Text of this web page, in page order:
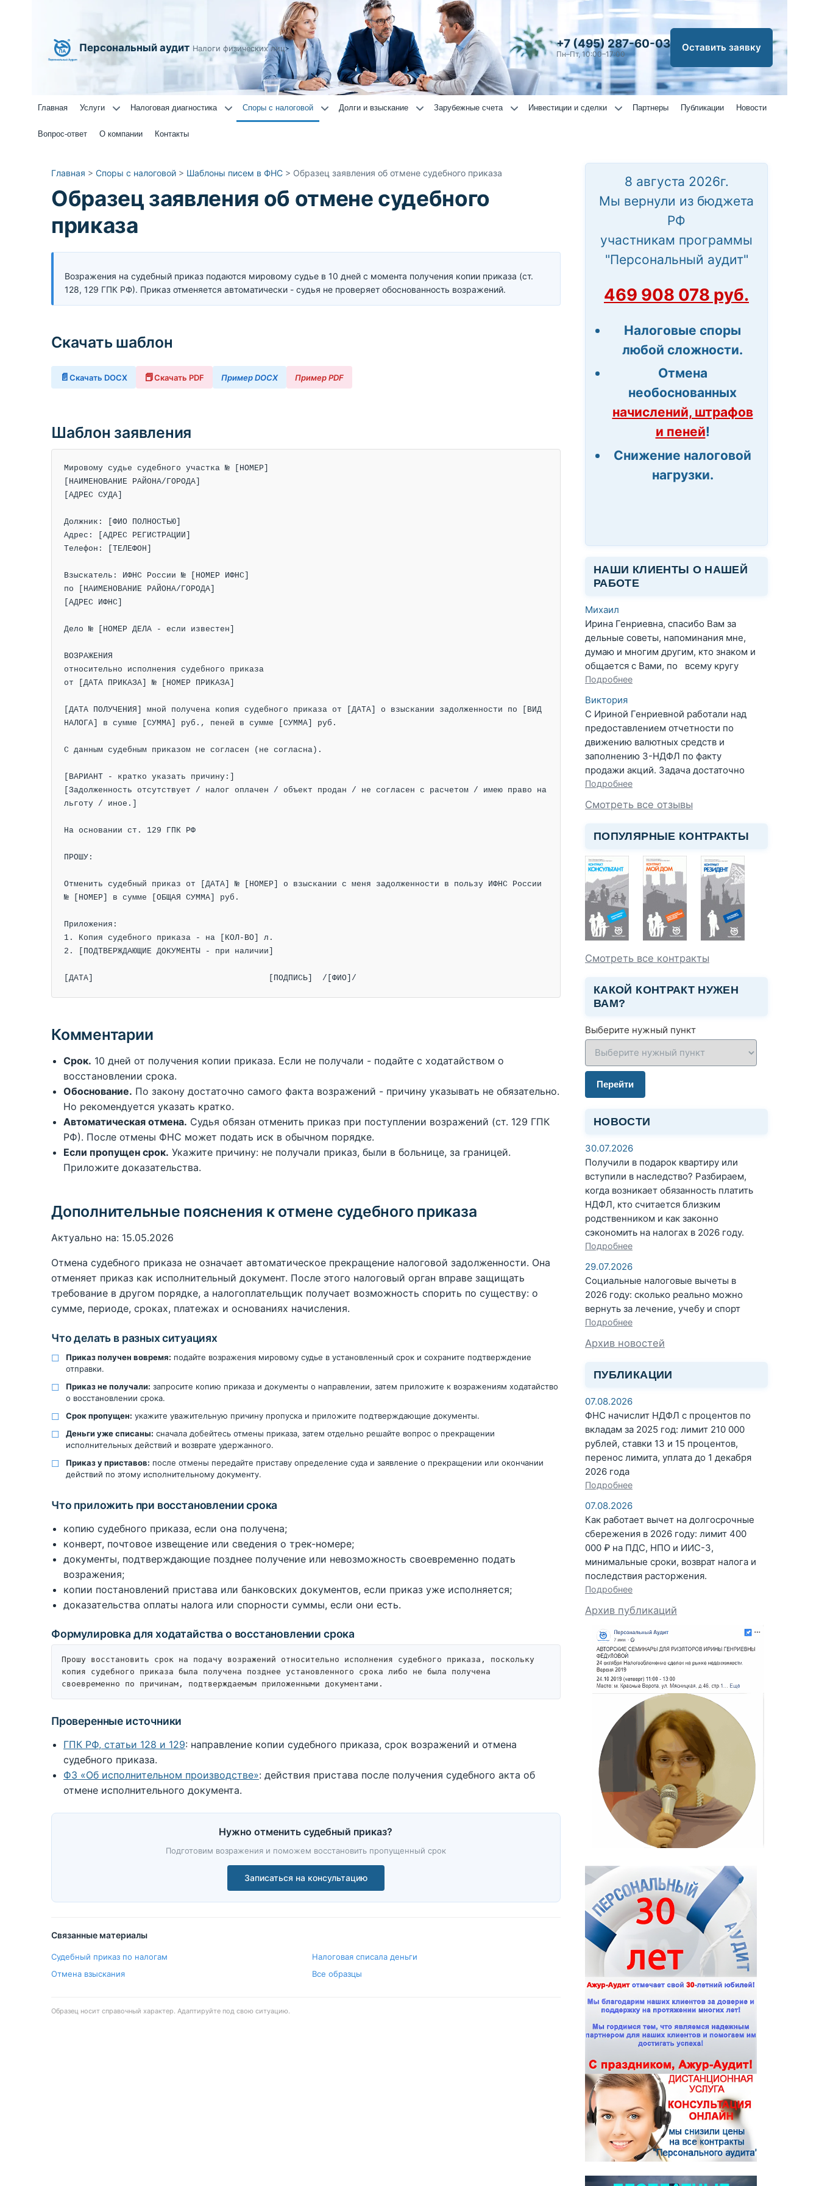
Персональный аудит Налоги физических лиц +7 (495) 287-60-03
Пн–Пт, 10:00–17:00
Оставить заявку
Главная Услуги Налоговая диагностика Споры с налоговой Долги и взыскание Зарубежные счета Инвестиции и сделки Партнеры Публикации Новости
Вопрос-ответ О компании Контакты
Главная > Споры с налоговой > Шаблоны писем в ФНС > Образец заявления об отмене судебного приказа
Образец заявления об отмене судебного
приказа
Возражения на судебный приказ подаются мировому судье в 10 дней с момента получения копии приказа (ст.
128, 129 ГПК РФ). Приказ отменяется автоматически - судья не проверяет обоснованность возражений.
Скачать шаблон
📄Скачать DOCX 📕Скачать PDF Пример DOCX Пример PDF
Шаблон заявления
Мировому судье судебного участка № [НОМЕР]
[НАИМЕНОВАНИЕ РАЙОНА/ГОРОДА]
[АДРЕС СУДА]
Должник: [ФИО ПОЛНОСТЬЮ]
Адрес: [АДРЕС РЕГИСТРАЦИИ]
Телефон: [ТЕЛЕФОН]
Взыскатель: ИФНС России № [НОМЕР ИФНС]
по [НАИМЕНОВАНИЕ РАЙОНА/ГОРОДА]
[АДРЕС ИФНС]
Дело № [НОМЕР ДЕЛА - если известен]
ВОЗРАЖЕНИЯ
относительно исполнения судебного приказа
от [ДАТА ПРИКАЗА] № [НОМЕР ПРИКАЗА]
[ДАТА ПОЛУЧЕНИЯ] мной получена копия судебного приказа от [ДАТА] о взыскании задолженности по [ВИД
НАЛОГА] в сумме [СУММА] руб., пеней в сумме [СУММА] руб.
С данным судебным приказом не согласен (не согласна).
[ВАРИАНТ - кратко указать причину:]
[Задолженность отсутствует / налог оплачен / объект продан / не согласен с расчетом / имею право на
льготу / иное.]
На основании ст. 129 ГПК РФ
ПРОШУ:
Отменить судебный приказ от [ДАТА] № [НОМЕР] о взыскании с меня задолженности в пользу ИФНС России
№ [НОМЕР] в сумме [ОБЩАЯ СУММА] руб.
Приложения:
1. Копия судебного приказа - на [КОЛ-ВО] л.
2. [ПОДТВЕРЖДАЮЩИЕ ДОКУМЕНТЫ - при наличии]
[ДАТА]                                    [ПОДПИСЬ]  /[ФИО]/
Комментарии
Срок. 10 дней от получения копии приказа. Если не получали - подайте с ходатайством о
восстановлении срока.
Обоснование. По закону достаточно самого факта возражений - причину указывать не обязательно.
Но рекомендуется указать кратко.
Автоматическая отмена. Судья обязан отменить приказ при поступлении возражений (ст. 129 ГПК
РФ). После отмены ФНС может подать иск в обычном порядке.
Если пропущен срок. Укажите причину: не получали приказ, были в больнице, за границей.
Приложите доказательства.
Дополнительные пояснения к отмене судебного приказа
Актуально на: 15.05.2026
Отмена судебного приказа не означает автоматическое прекращение налоговой задолженности. Она
отменяет приказ как исполнительный документ. После этого налоговый орган вправе защищать
требование в другом порядке, а налогоплательщик получает возможность спорить по существу: о
сумме, периоде, сроках, платежах и основаниях начисления.
Что делать в разных ситуациях
Приказ получен вовремя: подайте возражения мировому судье в установленный срок и сохраните подтверждение
отправки.
Приказ не получали: запросите копию приказа и документы о направлении, затем приложите к возражениям ходатайство
о восстановлении срока.
Срок пропущен: укажите уважительную причину пропуска и приложите подтверждающие документы.
Деньги уже списаны: сначала добейтесь отмены приказа, затем отдельно решайте вопрос о прекращении
исполнительных действий и возврате удержанного.
Приказ у приставов: после отмены передайте приставу определение суда и заявление о прекращении или окончании
действий по этому исполнительному документу.
Что приложить при восстановлении срока
копию судебного приказа, если она получена;
конверт, почтовое извещение или сведения о трек-номере;
документы, подтверждающие позднее получение или невозможность своевременно подать
возражения;
копии постановлений пристава или банковских документов, если приказ уже исполняется;
доказательства оплаты налога или спорности суммы, если они есть.
Формулировка для ходатайства о восстановлении срока
Прошу восстановить срок на подачу возражений относительно исполнения судебного приказа, поскольку
копия судебного приказа была получена позднее установленного срока либо не была получена
своевременно по причинам, подтверждаемым приложенными документами.
Проверенные источники
ГПК РФ, статьи 128 и 129: направление копии судебного приказа, срок возражений и отмена
судебного приказа.
ФЗ «Об исполнительном производстве»: действия пристава после получения судебного акта об
отмене исполнительного документа.
Нужно отменить судебный приказ?
Подготовим возражения и поможем восстановить пропущенный срок
Записаться на консультацию
Связанные материалы
Судебный приказ по налогам
Отмена взыскания
Налоговая списала деньги
Все образцы
Образец носит справочный характер. Адаптируйте под свою ситуацию.
8 августа 2026г.
Мы вернули из бюджета
РФ
участникам программы
"Персональный аудит"
469 908 078 руб.
Налоговые споры
любой сложности.
Отмена
необоснованных
начислений, штрафов
и пеней!
Снижение налоговой
нагрузки.
НАШИ КЛИЕНТЫ О НАШЕЙ
РАБОТЕ
Михаил
Ирина Генриевна, спасибо Вам за
дельные советы, напоминания мне,
думаю и многим другим, кто знаком и
общается с Вами, по всему кругу
Подробнее
Виктория
С Ириной Генриевной работали над
предоставлением отчетности по
движению валютных средств и
заполнению 3-НДФЛ по факту
продажи акций. Задача достаточно
Подробнее
Смотреть все отзывы
ПОПУЛЯРНЫЕ КОНТРАКТЫ
Смотреть все контракты
КАКОЙ КОНТРАКТ НУЖЕН
ВАМ?
Выберите нужный пункт
Перейти
НОВОСТИ
30.07.2026
Получили в подарок квартиру или
вступили в наследство? Разбираем,
когда возникает обязанность платить
НДФЛ, кто считается близким
родственником и как законно
сэкономить на налогах в 2026 году.
Подробнее
29.07.2026
Социальные налоговые вычеты в
2026 году: сколько реально можно
вернуть за лечение, учебу и спорт
Подробнее
Архив новостей
ПУБЛИКАЦИИ
07.08.2026
ФНС начислит НДФЛ с процентов по
вкладам за 2025 год: лимит 210 000
рублей, ставки 13 и 15 процентов,
перенос лимита, уплата до 1 декабря
2026 года
Подробнее
07.08.2026
Как работает вычет на долгосрочные
сбережения в 2026 году: лимит 400
000 ₽ на ПДС, НПО и ИИС-3,
минимальные сроки, возврат налога и
последствия расторжения.
Подробнее
Архив публикаций